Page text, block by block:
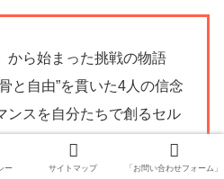
から始まった挑戦の物語
と自由”を貫いた4人の信念
ンスを自分たちで創るセル
めた“青春日本代表”の象
ー サイトマップ 「お問い合わせフォーム」